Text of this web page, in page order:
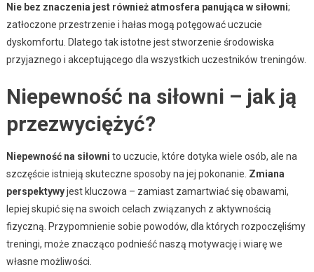
Nie bez znaczenia jest również atmosfera panująca w siłowni;
zatłoczone przestrzenie i hałas mogą potęgować uczucie
dyskomfortu. Dlatego tak istotne jest stworzenie środowiska
przyjaznego i akceptującego dla wszystkich uczestników treningów.
Niepewność na siłowni – jak ją
przezwyciężyć?
Niepewność na siłowni to uczucie, które dotyka wiele osób, ale na
szczęście istnieją skuteczne sposoby na jej pokonanie. Zmiana
perspektywyjest kluczowa – zamiast zamartwiać się obawami,
lepiej skupić się na swoich celach związanych z aktywnością
fizyczną. Przypomnienie sobie powodów, dla których rozpoczęliśmy
treningi, może znacząco podnieść naszą motywację i wiarę we
własne możliwości.